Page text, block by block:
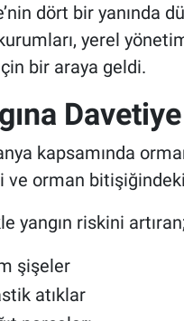
dört bir yanında
yerel
bir araya geldi.
kapsamında
ve orman
yangın riskini
şişeler
atıklar